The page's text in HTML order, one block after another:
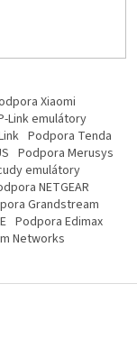
Xiaomi
Link emulátory
Podpora Tenda
Podpora Merusys
emulátory
NETGEAR
Grandstream
Podpora Edimax
Networks